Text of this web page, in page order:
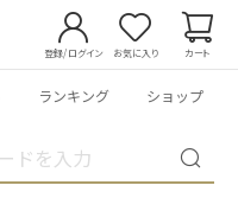
登録/ログイン お気に入り カート
ランキング ショップ